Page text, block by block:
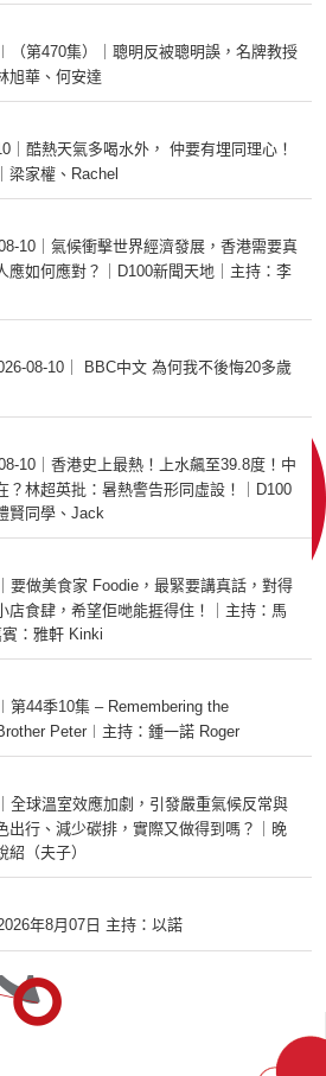
（第470集）｜聰明反被聰明誤，名牌教授
旭華、何安達
｜酷熱天氣多喝水外， 仲要有埋同理心！
梁家權、Rachel
10｜氣候衝擊世界經濟發展，香港需要真
應如何應對？｜D100新聞天地｜主持：李
08-10｜ BBC中文 為何我不後悔20多歲
10｜香港史上最熱！上水飆至39.8度！中
？林超英批：暑熱警告形同虛設！｜D100
賢同學、Jack
要做美食家 Foodie，最緊要講真話，對得
店食肆，希望佢哋能捱得住！｜主持：馬
：雅軒 Kinki
第44季10集 – Remembering the
Peter︱主持：鍾一諾 Roger
全球溫室效應加劇，引發嚴重氣候反常與
出行、減少碳排，實際又做得到嗎？｜晚
（夫子）
年8月07日 主持：以諾